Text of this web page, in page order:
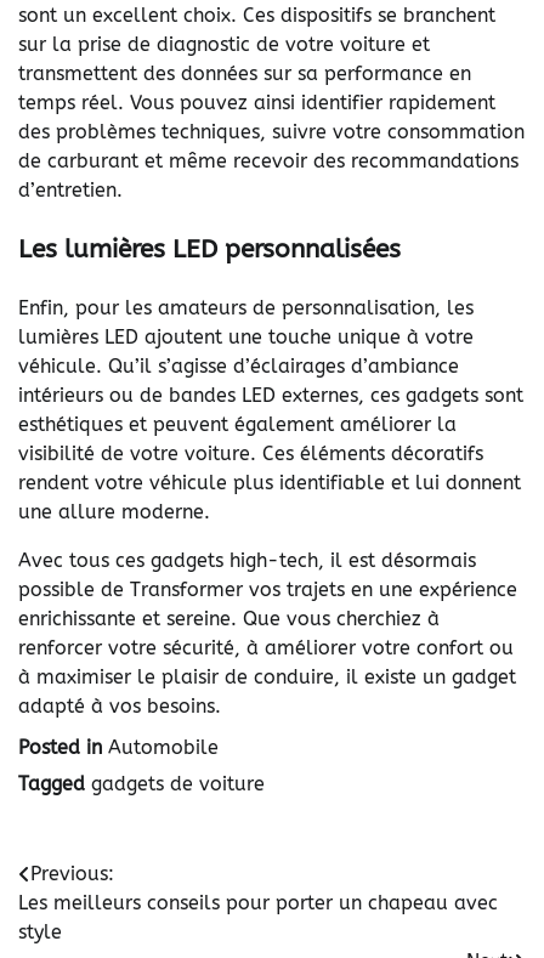
sont un excellent choix. Ces dispositifs se branchent
sur la prise de diagnostic de votre voiture et
transmettent des données sur sa performance en
temps réel. Vous pouvez ainsi identifier rapidement
des problèmes techniques, suivre votre consommation
de carburant et même recevoir des recommandations
d’entretien.
Les lumières LED personnalisées
Enfin, pour les amateurs de personnalisation, les
lumières LED ajoutent une touche unique à votre
véhicule. Qu’il s’agisse d’éclairages d’ambiance
intérieurs ou de bandes LED externes, ces gadgets sont
esthétiques et peuvent également améliorer la
visibilité de votre voiture. Ces éléments décoratifs
rendent votre véhicule plus identifiable et lui donnent
une allure moderne.
Avec tous ces gadgets high-tech, il est désormais
possible de Transformer vos trajets en une expérience
enrichissante et sereine. Que vous cherchiez à
renforcer votre sécurité, à améliorer votre confort ou
à maximiser le plaisir de conduire, il existe un gadget
adapté à vos besoins.
Posted in Automobile
Tagged gadgets de voiture
Navigation
de
l’article
Previous:
Les meilleurs conseils pour porter un chapeau avec
style